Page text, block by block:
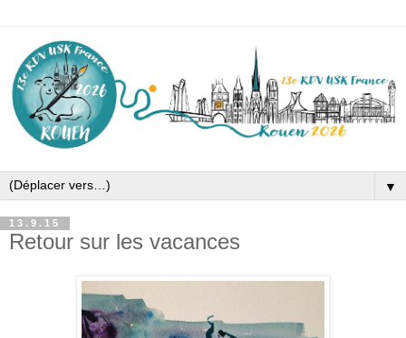
▼
13.9.15
Retour sur les vacances